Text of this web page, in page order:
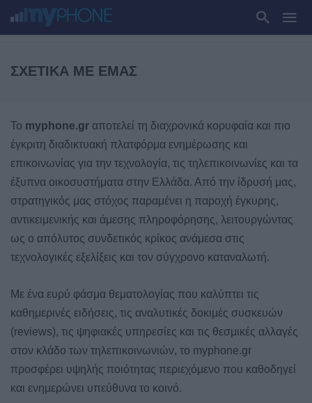
ΣΧΕΤΙΚΆ ΜΕ ΕΜΆΣ
Το myphone.gr αποτελεί τη διαχρονικά κορυφαία και πιο
έγκριτη διαδικτυακή πλατφόρμα ενημέρωσης και
επικοινωνίας για την τεχνολογία, τις τηλεπικοινωνίες και τα
έξυπνα οικοσυστήματα στην Ελλάδα. Από την ίδρυσή μας,
στρατηγικός μας στόχος παραμένει η παροχή έγκυρης,
αντικειμενικής και άμεσης πληροφόρησης, λειτουργώντας
ως ο απόλυτος συνδετικός κρίκος ανάμεσα στις
τεχνολογικές εξελίξεις και τον σύγχρονο καταναλωτή.
Με ένα ευρύ φάσμα θεματολογίας που καλύπτει τις
καθημερινές ειδήσεις, τις αναλυτικές δοκιμές συσκευών
(reviews), τις ψηφιακές υπηρεσίες και τις θεσμικές αλλαγές
στον κλάδο των τηλεπικοινωνιών, το myphone.gr
προσφέρει υψηλής ποιότητας περιεχόμενο που καθοδηγεί
και ενημερώνει υπεύθυνα το κοινό.